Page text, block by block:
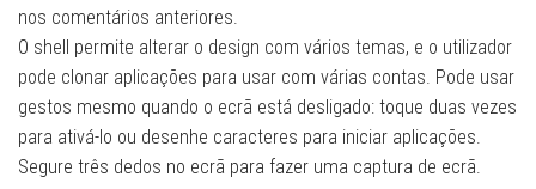
nos comentários anteriores.
O shell permite alterar o design com vários temas, e o utilizador
pode clonar aplicações para usar com várias contas. Pode usar
gestos mesmo quando o ecrã está desligado: toque duas vezes
para ativá-lo ou desenhe caracteres para iniciar aplicações.
Segure três dedos no ecrã para fazer uma captura de ecrã.